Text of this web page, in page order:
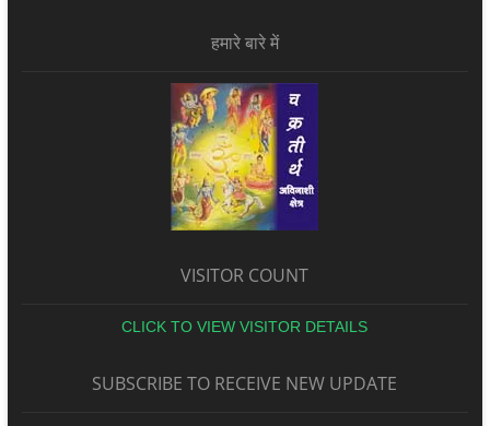
हमारे बारे में
VISITOR COUNT
CLICK TO VIEW VISITOR DETAILS
SUBSCRIBE TO RECEIVE NEW UPDATE